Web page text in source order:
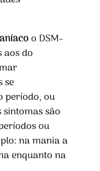
o DSM-
do
se
período, ou
são
ou
na mania a
enquanto na